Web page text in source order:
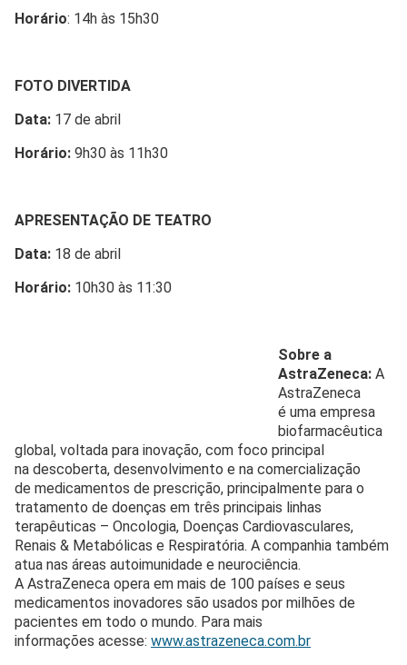
Horário: 14h às 15h30
FOTO DIVERTIDA
Data: 17 de abril
Horário: 9h30 às 11h30
APRESENTAÇÃO DE TEATRO
Data: 18 de abril
Horário: 10h30 às 11:30
Sobre a
AstraZeneca: A
AstraZeneca
é uma empresa
biofarmacêutica
global, voltada para inovação, com foco principal
na descoberta, desenvolvimento e na comercialização
de medicamentos de prescrição, principalmente para o
tratamento de doenças em três principais linhas
terapêuticas – Oncologia, Doenças Cardiovasculares,
Renais & Metabólicas e Respiratória. A companhia também
atua nas áreas autoimunidade e neurociência.
A AstraZeneca opera em mais de 100 países e seus
medicamentos inovadores são usados por milhões de
pacientes em todo o mundo. Para mais
informações acesse: www.astrazeneca.com.br